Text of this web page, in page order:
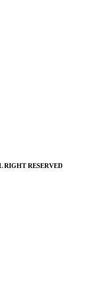
RIGHT RESERVED